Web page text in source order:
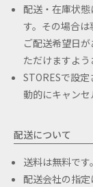
配送・在庫状
す。その場合は
ご配送希望日
ただけますよう
STORESで設
動的にキャンセ
配送について
送料は無料です。
配送会社の指定